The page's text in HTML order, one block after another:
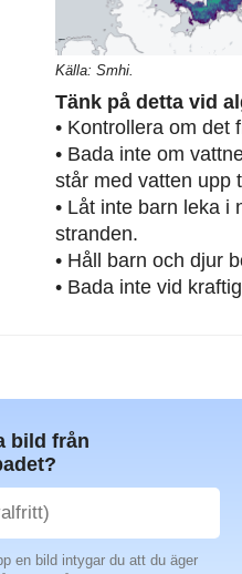
Källa: Smhi.
Tänk på detta vid
• Kontrollera om det
• Bada inte om
står med vatten upp
• Låt inte barn leka i
stranden.
• Håll barn och djur
• Bada inte vid
bild från
en bild intygar du att du äger